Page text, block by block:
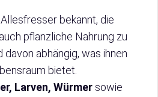
bekannt, die
pflanzliche Nahrung zu
davon abhängig, was ihnen
bietet.
Larven, Würmer sowie